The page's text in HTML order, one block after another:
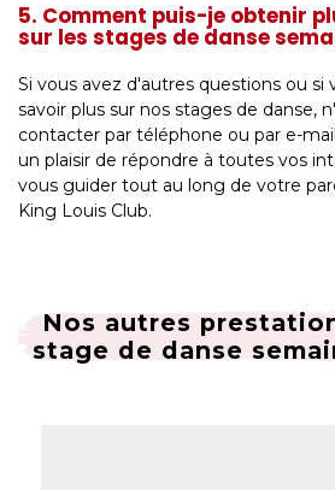
5. Comment puis-je obtenir
sur les stages de danse
Si vous avez d'autres questions ou si
savoir plus sur nos stages de danse,
contacter par téléphone ou par e-
un plaisir de répondre à toutes vos
vous guider tout au long de votre
King Louis Club.
Nos autres
stage de danse